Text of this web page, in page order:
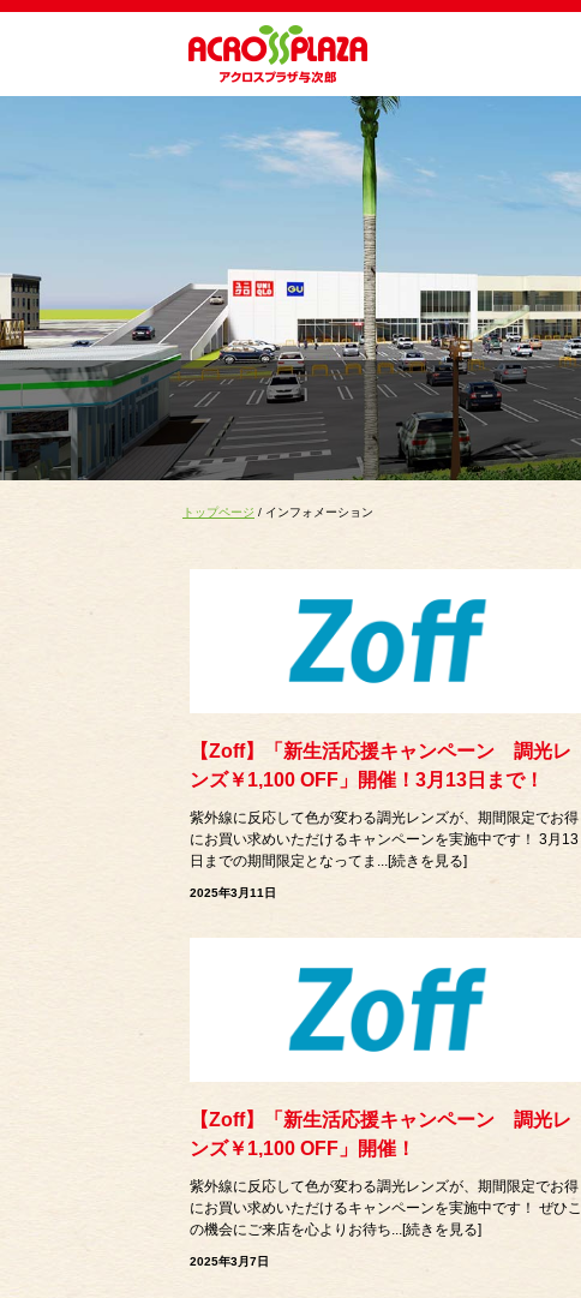
トップページ / インフォメーション
【Zoff】「新生活応援キャンペーン 調光レ
ンズ￥1,100 OFF」開催！3月13日まで！
紫外線に反応して色が変わる調光レンズが、期間限定でお得
にお買い求めいただけるキャンペーンを実施中です！ 3月13
日までの期間限定となってま...[続きを見る]
2025年3月11日
【Zoff】「新生活応援キャンペーン 調光レ
ンズ￥1,100 OFF」開催！
紫外線に反応して色が変わる調光レンズが、期間限定でお得
にお買い求めいただけるキャンペーンを実施中です！ ぜひこ
の機会にご来店を心よりお待ち...[続きを見る]
2025年3月7日